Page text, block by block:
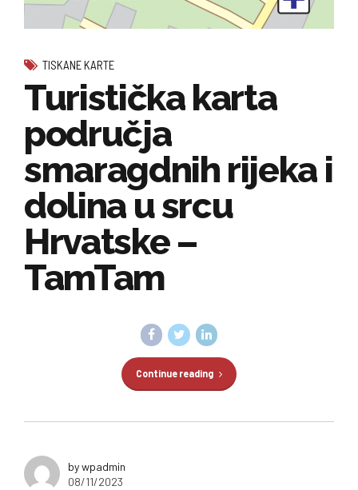
TISKANE KARTE
Turistička karta
područja
smaragdnih rijeka i
dolina u srcu
Hrvatske –
TamTam
Continue reading
by wpadmin
08/11/2023